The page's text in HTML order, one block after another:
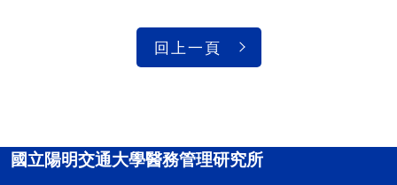
回上一頁
國立陽明交通大學醫務管理研究所